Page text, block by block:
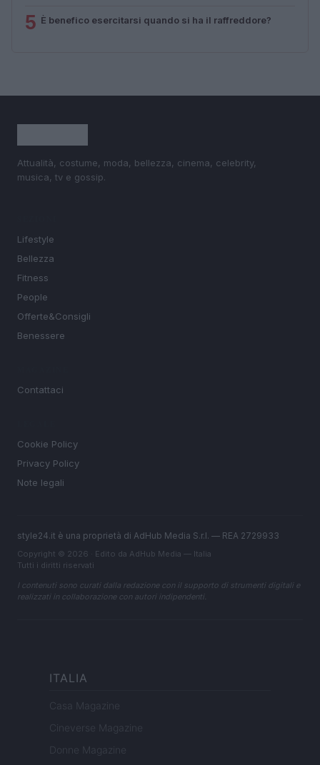
5 È benefico esercitarsi quando si ha il raffreddore?
Attualità, costume, moda, bellezza, cinema, celebrity,
musica, tv e gossip.
Lifestyle
Bellezza
Fitness
People
Offerte&Consigli
Benessere
Contattaci
Cookie Policy
Privacy Policy
Note legali
style24.it è una proprietà di AdHub Media S.r.l. — REA 2729933
Copyright © 2026 · Edito da AdHub Media — Italia
Tutti i diritti riservati
I contenuti sono curati dalla redazione con il supporto di strumenti digitali e
realizzati in collaborazione con autori indipendenti.
ITALIA
Casa Magazine
Cineverse Magazine
Donne Magazine